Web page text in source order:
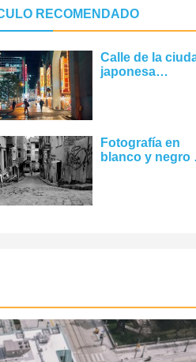
RECOMENDADO
Calle de la
japonesa
Fotografía en
blanco y negro